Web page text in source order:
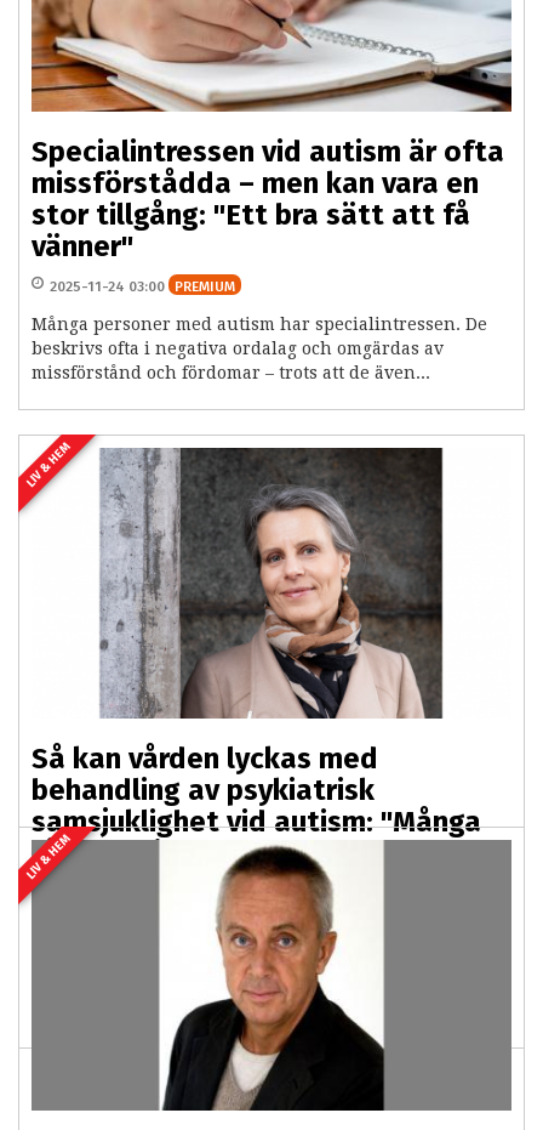
Specialintressen vid autism är ofta
missförstådda – men kan vara en
stor tillgång: "Ett bra sätt att få
vänner"
2025-11-24 03:00 PREMIUM
Många personer med autism har specialintressen. De
beskrivs ofta i negativa ordalag och omgärdas av
missförstånd och fördomar – trots att de även...
LIV & HEM
Så kan vården lyckas med
behandling av psykiatrisk
samsjuklighet vid autism: "Många
får inte hjälp och deras lidande
förlängs"
PREMIUM
Många autistiska personer som söker hjälp för ångest,
tvångssyndrom eller trauma får inte den behandling de
behöver. Bristande kunskap kan göra...
LIV & HEM